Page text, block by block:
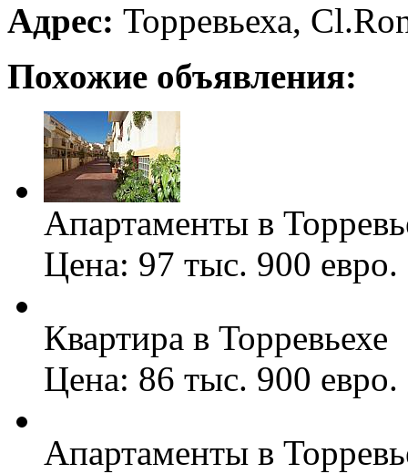
Адрес: Торревьеха,
Похожие объявления:
Апартаменты в
Цена: 97 тыс. 900 евро.
Квартира в Торревьехе
Цена: 86 тыс. 900 евро.
Апартаменты в